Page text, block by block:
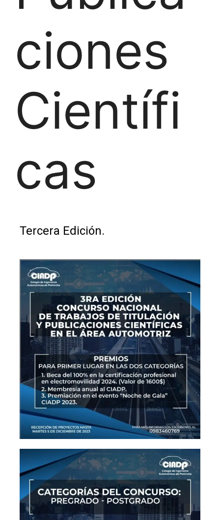
ciones
Científi
cas
Tercera Edición.